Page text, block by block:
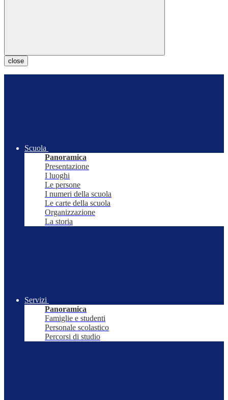
close
Scuola
Panoramica
Presentazione
I luoghi
Le persone
I numeri della scuola
Le carte della scuola
Organizzazione
La storia
Servizi
Panoramica
Famiglie e studenti
Personale scolastico
Percorsi di studio